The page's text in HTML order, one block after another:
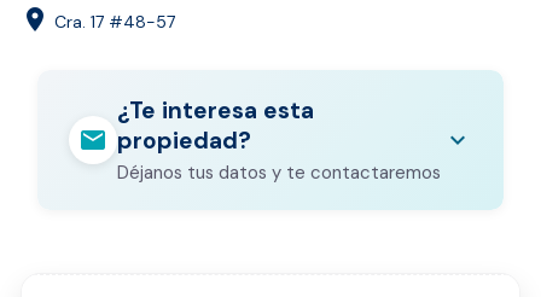
location_on Cra. 17 #48-57
mail
¿Te interesa esta
propiedad?
Déjanos tus datos y te contactaremos
expand_more